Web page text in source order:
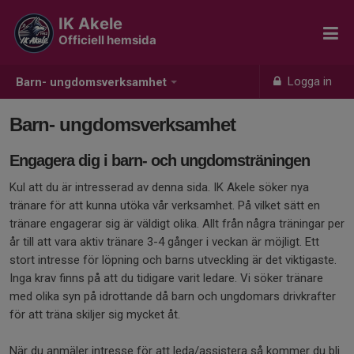
Barn- ungdomsverksamhet Logga in
IK Akele
Officiell hemsida
Barn- ungdomsverksamhet
Engagera dig i barn- och ungdomsträningen
Kul att du är intresserad av denna sida. IK Akele söker nya
tränare för att kunna utöka vår verksamhet. På vilket sätt en
tränare engagerar sig är väldigt olika. Allt från några träningar per
år till att vara aktiv tränare 3-4 gånger i veckan är möjligt. Ett
stort intresse för löpning och barns utveckling är det viktigaste.
Inga krav finns på att du tidigare varit ledare. Vi söker tränare
med olika syn på idrottande då barn och ungdomars drivkrafter
för att träna skiljer sig mycket åt.
När du anmäler intresse för att leda/assistera så kommer du bli